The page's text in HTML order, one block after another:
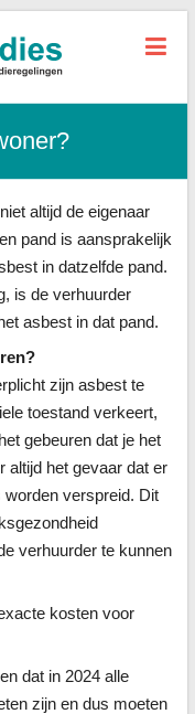
altijd de eigenaar
pand is aansprakelijk
in datzelfde pand.
is de verhuurder
asbest in dat pand.
zijn asbest te
toestand verkeert,
gebeuren dat je het
altijd het gevaar dat er
verspreid. Dit
verhuurder te kunnen
kosten voor
dat in 2024 alle
zijn en dus moeten